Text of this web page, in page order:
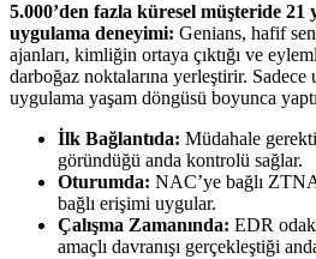
5.000’den fazla küresel müşteride 21
uygulama deneyimi: Genians, hafif
ajanları, kimliğin ortaya çıktığı ve
darboğaz noktalarına yerleştirir.
uygulama yaşam döngüsü boyunca
İlk Bağlantıda: Müdahale
göründüğü anda kontrolü sağlar.
Oturumda: NAC’ye bağlı
bağlı erişimi uygular.
Çalışma Zamanında: EDR
amaçlı davranışı gerçekleştiği